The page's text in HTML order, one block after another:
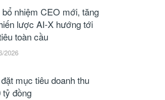
nhiệm CEO mới, tăng
lược AI-X hướng tới
toàn cầu
2026
mục tiêu doanh thu
tỷ đồng